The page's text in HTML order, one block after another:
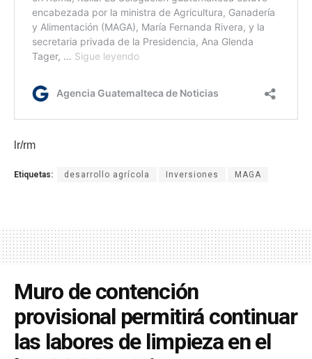
lr/rm
Etiquetas: desarrollo agrícola Inversiones MAGA
Muro de contención
provisional permitirá continuar
las labores de limpieza en el